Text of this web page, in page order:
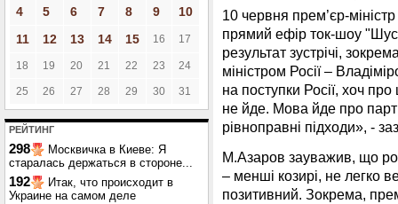
4
5 6 7 8 9
10
11
12 13 14 15 16 17
18 19 20 21 22 23 24
25 26 27 28 29 30 31
РЕЙТИНГ
298
Москвичка в Киеве: Я
старалась держаться в стороне...
192
Итак, что происходит в
Украине на самом деле
10 червня прем’єр-
прямий ефір ток-шоу
результат зустрічі,
міністром Росії –
на поступки Росії, хоч
не йде. Мова йде про
рівноправні підходи», -
М.Азаров зауважив, що
– менші козирі, не легко
позитивний. Зокрема,